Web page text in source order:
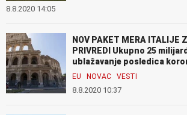
8.8.2020 14:05
NOV PAKET MERA ITALIJE
PRIVREDI Ukupno 25
ublažavanje posledica
EU NOVAC VESTI
8.8.2020 10:37